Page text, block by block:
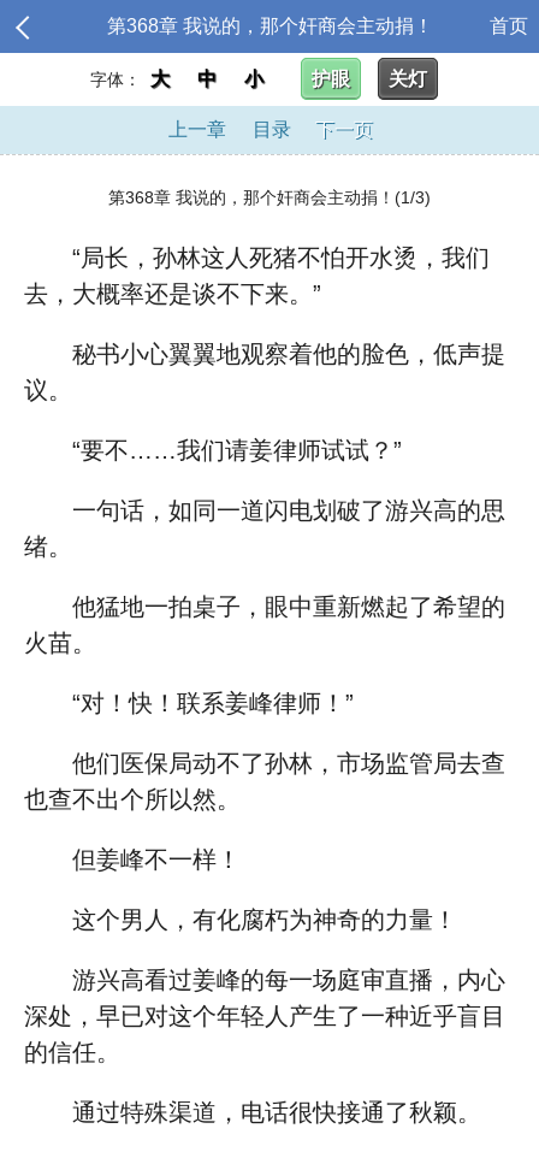
第368章 我说的，那个奸商会主动捐！ 首页
字体： 大 中 小 护眼 关灯
上一章 目录 下一页
第368章 我说的，那个奸商会主动捐！(1/3)
“局长，孙林这人死猪不怕开水烫，我们
去，大概率还是谈不下来。”
秘书小心翼翼地观察着他的脸色，低声提
议。
“要不……我们请姜律师试试？”
一句话，如同一道闪电划破了游兴高的思
绪。
他猛地一拍桌子，眼中重新燃起了希望的
火苗。
“对！快！联系姜峰律师！”
他们医保局动不了孙林，市场监管局去查
也查不出个所以然。
但姜峰不一样！
这个男人，有化腐朽为神奇的力量！
游兴高看过姜峰的每一场庭审直播，内心
深处，早已对这个年轻人产生了一种近乎盲目
的信任。
通过特殊渠道，电话很快接通了秋颖。